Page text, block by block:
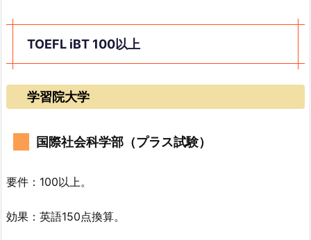
TOEFL iBT 100以上
学習院大学
国際社会科学部（プラス試験）
要件：100以上。
効果：英語150点換算。